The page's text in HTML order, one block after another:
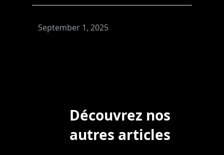
September 1, 2025
Découvrez nos
autres articles